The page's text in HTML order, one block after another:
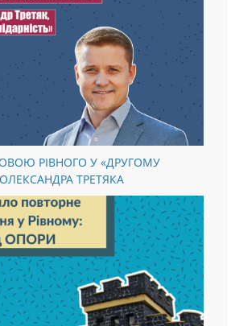
РІВНОГО У «ДРУГОМУ
ТРЕТЯКА